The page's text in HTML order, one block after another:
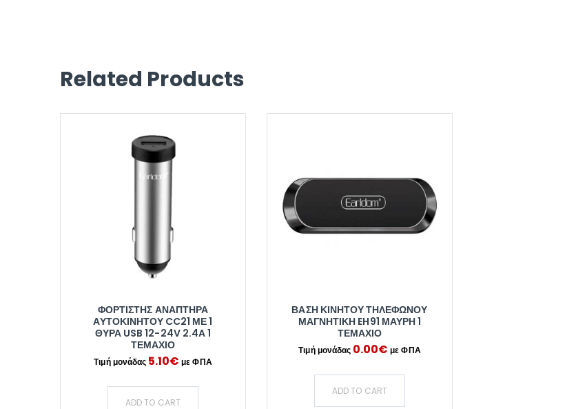
Related Products
ΦΟΡΤΙΣΤΉΣ ΑΝΑΠΤΉΡΑ
ΑΥΤΟΚΙΝΉΤΟΥ CC21 ΜΕ 1
ΘΎΡΑ USB 12-24V 2.4A 1
ΤΕΜΆΧΙΟ
5.10€
ADD TO CART
ΒΆΣΗ ΚΙΝΗΤΟΎ ΤΗΛΕΦΏΝΟΥ
ΜΑΓΝΗΤΙΚΉ EH91 ΜΑΎΡΗ 1
ΤΕΜΆΧΙΟ
0.00€
ADD TO CART